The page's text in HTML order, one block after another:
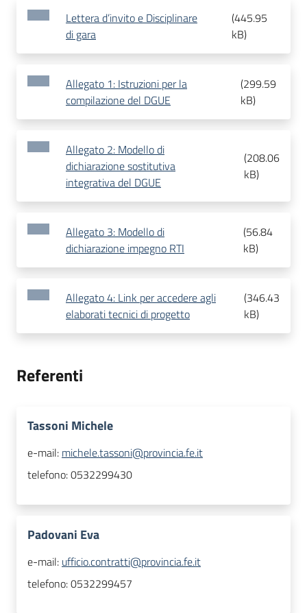
Lettera d’invito e Disciplinare
di gara
(445.95
kB)
Allegato 1: Istruzioni per la
compilazione del DGUE
(299.59
kB)
Allegato 2: Modello di
dichiarazione sostitutiva
integrativa del DGUE
(208.06
kB)
Allegato 3: Modello di
dichiarazione impegno RTI
(56.84
kB)
Allegato 4: Link per accedere agli
elaborati tecnici di progetto
(346.43
kB)
Referenti
Tassoni Michele
e-mail: michele.tassoni@provincia.fe.it
telefono:0532299430
Padovani Eva
e-mail: ufficio.contratti@provincia.fe.it
telefono:0532299457